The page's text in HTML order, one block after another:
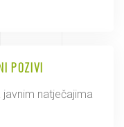
POZIVI
natječajima